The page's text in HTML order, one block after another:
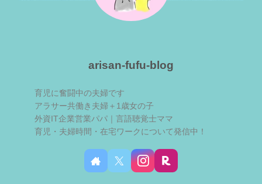
arisan-fufu-blog
育児に奮闘中の夫婦です
アラサー共働き夫婦＋1歳女の子
外資IT企業営業パパ｜言語聴覚士ママ
育児・夫婦時間・在宅ワークについて発信中！